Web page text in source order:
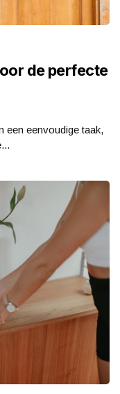
de perfecte
een eenvoudige taak,